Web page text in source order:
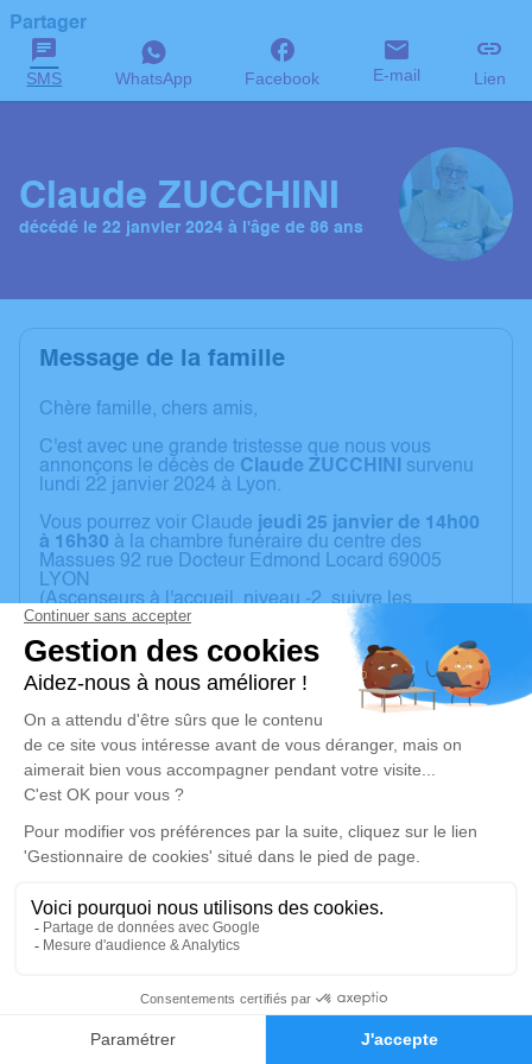
Faire-part Hommages
Partager
SMS WhatsApp Facebook E-mail Lien
Claude ZUCCHINI
décédé le 22 janvier 2024 à l'âge de 86 ans
Message de la famille
Chère famille, chers amis,
C'est avec une grande tristesse que nous vous
annonçons le décès de Claude ZUCCHINI survenu
lundi 22 janvier 2024 à Lyon.
Vous pourrez voir Claude jeudi 25 janvier de 14h00
à 16h30 à la chambre funéraire du centre des
Massues 92 rue Docteur Edmond Locard 69005
LYON
(Ascenseurs à l'accueil, niveau -2, suivre les
panneaux. Une fois dehors, suivre les bandes
blanches au sol).
La cérémonie aura lieu le jeudi 1er février à 15h00
au crématorium de Bron, boulevard de l'Université
69500 BRON
(La mise en bière s'effectuera au centre des Massues
à 13h50 pour ceux qui souhaitent y assister).
Pas de fleurs ni de plaque . Possibilité de faire des
dons au profit d'oeuvres caritatives.
Pour ceux qui assisteront à la cérémonie et qui
souhaitent faire un discours, merci de nous
communiquer le texteavant dimanche soir 28
cérémonie si vous préférez).
Merci.
disponible ici.